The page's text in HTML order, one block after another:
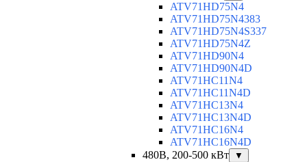
ATV71HD75N4
ATV71HD75N4383
ATV71HD75N4S337
ATV71HD75N4Z
ATV71HD90N4
ATV71HD90N4D
ATV71HC11N4
ATV71HC11N4D
ATV71HC13N4
ATV71HC13N4D
ATV71HC16N4
ATV71HC16N4D
480В, 200-500 кВт
▼